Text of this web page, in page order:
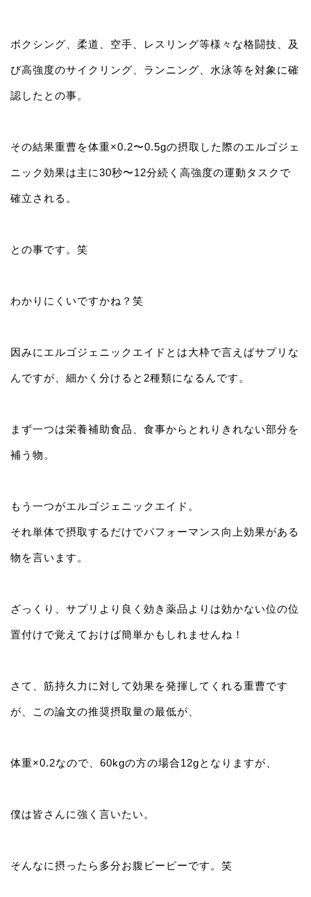
ボクシング、柔道、空手、レスリング等様々な格闘技、及
び高強度のサイクリング、ランニング、水泳等を対象に確
認したとの事。
その結果重曹を体重×0.2〜0.5gの摂取した際のエルゴジェ
ニック効果は主に30秒〜12分続く高強度の運動タスクで
確立される。
との事です。笑
わかりにくいですかね？笑
因みにエルゴジェニックエイドとは大枠で言えばサプリな
んですが、細かく分けると2種類になるんです。
まず一つは栄養補助食品、食事からとれりきれない部分を
補う物。
もう一つがエルゴジェニックエイド。
それ単体で摂取するだけでパフォーマンス向上効果がある
物を言います。
ざっくり、サプリより良く効き薬品よりは効かない位の位
置付けで覚えておけば簡単かもしれませんね！
さて、筋持久力に対して効果を発揮してくれる重曹です
が、この論文の推奨摂取量の最低が、
体重×0.2なので、60kgの方の場合12gとなりますが、
僕は皆さんに強く言いたい。
そんなに摂ったら多分お腹ピーピーです。笑